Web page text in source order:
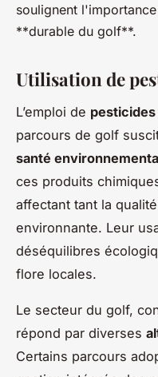
soulignent
**durable du golf**.
Utilisation de
L’emploi de pesticides
parcours de golf
santé
ces produits
affectant tant la
environnante. Leur
déséquilibres
flore locales.
Le secteur du golf,
répond par diverses
Certains parcours